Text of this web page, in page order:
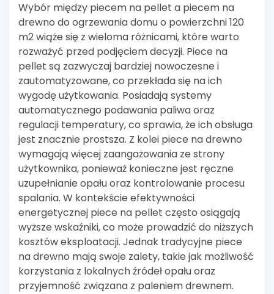
Wybór między piecem na pellet a piecem na
drewno do ogrzewania domu o powierzchni 120
m2 wiąże się z wieloma różnicami, które warto
rozważyć przed podjęciem decyzji. Piece na
pellet są zazwyczaj bardziej nowoczesne i
zautomatyzowane, co przekłada się na ich
wygodę użytkowania. Posiadają systemy
automatycznego podawania paliwa oraz
regulacji temperatury, co sprawia, że ich obsługa
jest znacznie prostsza. Z kolei piece na drewno
wymagają więcej zaangażowania ze strony
użytkownika, ponieważ konieczne jest ręczne
uzupełnianie opału oraz kontrolowanie procesu
spalania. W kontekście efektywności
energetycznej piece na pellet często osiągają
wyższe wskaźniki, co może prowadzić do niższych
kosztów eksploatacji. Jednak tradycyjne piece
na drewno mają swoje zalety, takie jak możliwość
korzystania z lokalnych źródeł opału oraz
przyjemność związana z paleniem drewnem.